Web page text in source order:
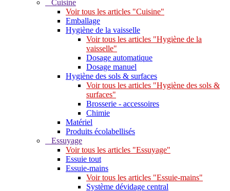
Cuisine
Voir tous les articles "Cuisine"
Emballage
Hygiène de la vaisselle
Voir tous les articles "Hygiène de la
vaisselle"
Dosage automatique
Dosage manuel
Hygiène des sols & surfaces
Voir tous les articles "Hygiène des sols &
surfaces"
Brosserie - accessoires
Chimie
Matériel
Produits écolabellisés
Essuyage
Voir tous les articles "Essuyage"
Essuie tout
Essuie-mains
Voir tous les articles "Essuie-mains"
Système dévidage central